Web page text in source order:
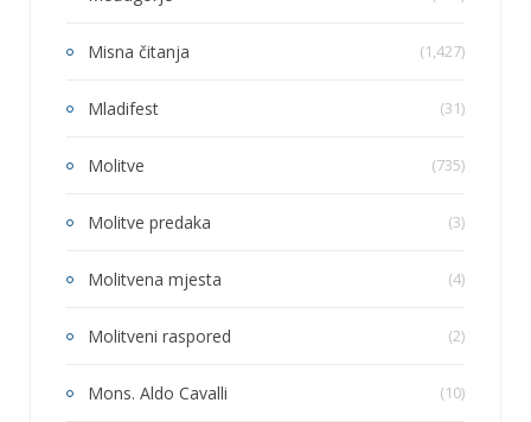
Misna čitanja (1,427)
Mladifest (31)
Molitve (735)
Molitve predaka (3)
Molitvena mjesta (4)
Molitveni raspored (2)
Mons. Aldo Cavalli (10)